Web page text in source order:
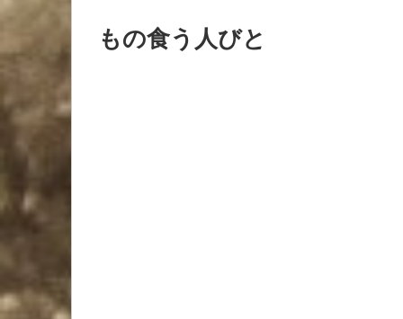
もの食う人びと